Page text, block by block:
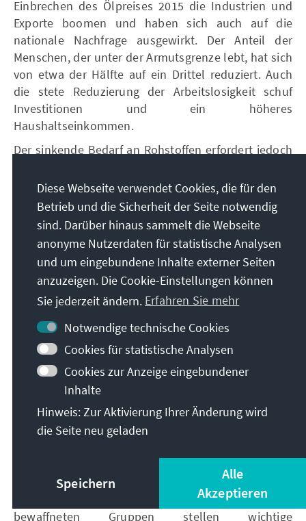
Einbrechen des Ölpreises 2015 die Industrien und
Exporte boomen und haben sich auch auf die
nationale Nachfrage ausgewirkt. Der Anteil der
Menschen, der unter der Armutsgrenze lebt, hat sich
von etwa der Hälfte auf ein Drittel reduziert. Auch
die stete Reduzierung der Arbeitslosigkeit schuf
Investitionen und ein höheres
Haushaltseinkommen.
Der sinkende Bedarf an Rohstoffen erfordert jedoch
außerhalb des Ressourcensektors sind erforderlich,
um offizielle Beschäftigungen zu schaffen. Die
Produktivität ist noch immer auf einem niedrigen
Stand, der sich durch schwache
Rahmenbedingungen wie bspw. Informalität,
schlechtes Bildungssystem, unzureichende
Qualifikationen und niedrige Investitionen in
Forschung und Entwicklung zeigt.
Infrastruktur, Steuersystem und Bildung –
Schlüsselpunkte für die künftige Entwicklung
Kolumbien hat einen bedeutenden Ausgabenbedarf:
Infrastrukturinvestitionen sind unverzichtbar für das
wirtschaftliche Wachstum. Die schlechten
Transportmöglichkeiten stellen Barrieren für die
verbessert werden. Auch die geplante Erweiterung
der Sozialpolitik sowie ein nach der Vorvereinbarung
vom September 2015 erreichbarer Frieden mit den
bewaffneten Gruppen stellen wichtige
Diese Webseite verwendet Cookies, die für den
Betrieb und die Sicherheit der Seite notwendig
sind. Darüber hinaus sammelt die Webseite
anonyme Nutzerdaten für statistische Analysen
und um eingebundene Inhalte externer Seiten
anzuzeigen. Die Cookie-Einstellungen können
Sie jederzeit ändern. Erfahren Sie mehr
Notwendige technische Cookies
Cookies für statistische Analysen
Cookies zur Anzeige eingebundener
Inhalte
Hinweis: Zur Aktivierung Ihrer Änderung wird
die Seite neu geladen
Speichern
Alle
Akzeptieren